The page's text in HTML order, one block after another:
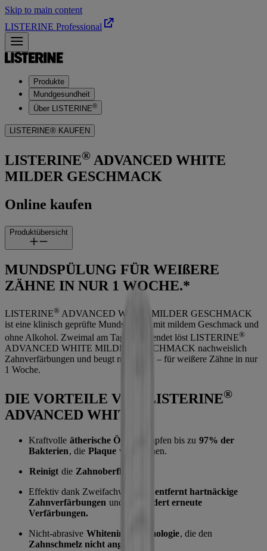
Skip to main content
LISTERINE Professional
Produkte
Mundgesundheit
Über LISTERINE®
LISTERINE® KAUFEN
LISTERINE® ADVANCED WHITE
MILDER GESCHMACK
Online kaufen
Produktübersicht
MUNDSPÜLUNG FÜR WEIßERE
ZÄHNE IN NUR 1 WOCHE.*
LISTERINE® ADVANCED WHITE MILDER GESCHMACK
ist eine klinisch geprüfte Mundspülung mit mildem Geschmack und
ohne Alkohol. Zweimal am Tag angewendet löst LISTERINE®
ADVANCED WHITE MILDER GESCHMACK nachweislich
Zahnverfärbungen und beugt neuen vor – für weißere Zähne in nur
1 Woche.
DIE VORTEILE VON LISTERINE®
ADVANCED WHITE
Kraftvolle ätherische Öle bekämpfen bis zu 97% der
Bakterien, die Plaque verursachen.
Reinigt die Zahnoberfläche.
Effektiv dank Zweifachwirkung: entfernt hartnäckige
Zahnverfärbungen und
verhindert erneute
Verfärbungen.
Nicht-abrasive Whitening Technologie, die den
Zahnschmelz nicht angreift.